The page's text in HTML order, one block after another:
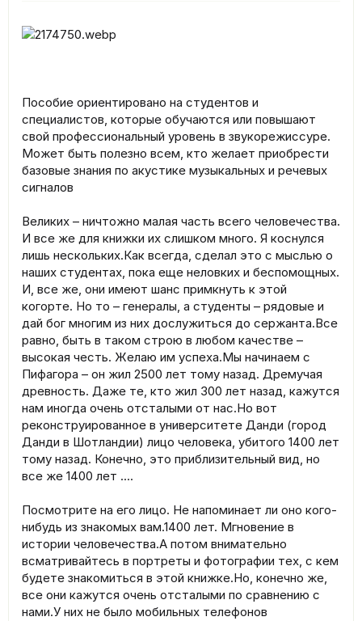
Пособие ориентировано на студентов и
специалистов, которые обучаются или повышают
свой профессиональный уровень в звукорежиссуре.
Может быть полезно всем, кто желает приобрести
базовые знания по акустике музыкальных и речевых
сигналов
Великих – ничтожно малая часть всего человечества.
И все же для книжки их слишком много. Я коснулся
лишь нескольких.Как всегда, сделал это с мыслью о
наших студентах, пока еще неловких и беспомощных.
И, все же, они имеют шанс примкнуть к этой
когорте. Но то – генералы, а студенты – рядовые и
дай бог многим из них дослужиться до сержанта.Все
равно, быть в таком строю в любом качестве –
высокая честь. Желаю им успеха.Мы начинаем с
Пифагора – он жил 2500 лет тому назад. Дремучая
древность. Даже те, кто жил 300 лет назад, кажутся
нам иногда очень отсталыми от нас.Но вот
реконструированное в университете Данди (город
Данди в Шотландии) лицо человека, убитого 1400 лет
тому назад. Конечно, это приблизительный вид, но
все же 1400 лет ....
Посмотрите на его лицо. Не напоминает ли оно кого-
нибудь из знакомых вам.1400 лет. Мгновение в
истории человечества.А потом внимательно
всматривайтесь в портреты и фотографии тех, с кем
будете знакомиться в этой книжке.Но, конечно же,
все они кажутся очень отсталыми по сравнению с
нами.У них не было мобильных телефонов